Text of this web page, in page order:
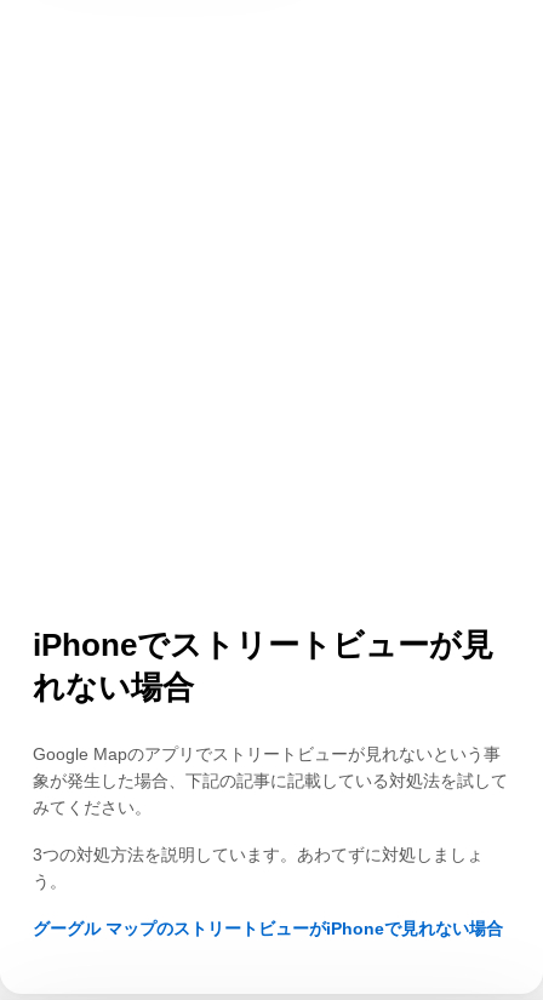
iPhoneでストリートビューが見
れない場合
Google Mapのアプリでストリートビューが見れないという事
象が発生した場合、下記の記事に記載している対処法を試して
みてください。
3つの対処方法を説明しています。あわてずに対処しましょ
う。
グーグル マップのストリートビューがiPhoneで見れない場合